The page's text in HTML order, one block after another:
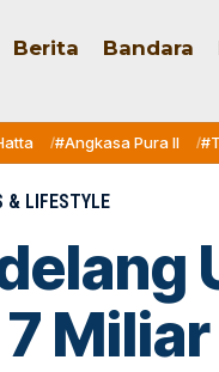
Berita Bandara
#Angkasa Pura II
& LIFESTYLE